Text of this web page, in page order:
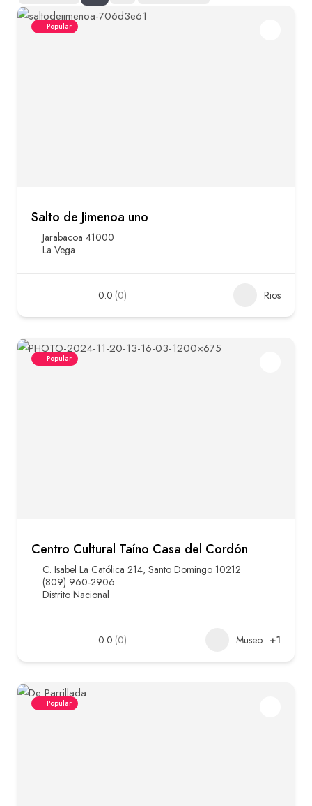
Popular
Salto de Jimenoa uno
Jarabacoa 41000
La Vega
0.0 (0) Rios
Popular
Centro Cultural Taíno Casa del Cordón
C. Isabel La Católica 214, Santo Domingo 10212
(809) 960-2906
Distrito Nacional
0.0 (0) Museo +1
Popular